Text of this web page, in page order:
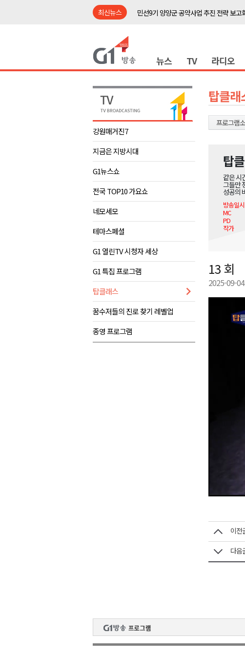
최신뉴스
민선9기 양양군 공약사업 추진 전략 보고
<강원랜드> 마카오 카지노 "복합리조트
강릉시, 고유가 피해지원금 도내 지급액 1
양양군, 피서지 계곡·하천 불법행위 집중
평창군 계촌5리 깡촌음악회 내일 개최
강릉시, 민선9기 21개 읍면동 타운홀 미팅
민선9기 양양군 공약사업 추진 전략 보고
양구군, 원주환경청에 비점오염저감 사업
<강원랜드> 관광객이 인구 3배..싱가포르
<강원랜드> 마카오 카지노 "복합리조트
원공노, 업무추진비 논란 재정국장 직위
강릉시, 고유가 피해지원금 도내 지급액 1위
양양군, 피서지 계곡·하천 불법행위 집중 단
평창군 계촌5리 깡촌음악회 내일 개최
뉴스 TV 라디오
강원매거진7
지금은 지방시대
G1뉴스쇼
전국 TOP10 가요쇼
네모세모
테마스페셜
G1 열린TV 시청자 세상
G1 특집 프로그램
탑클래스
꿈수저들의 진로 찾기 레벨업
종영 프로그램
탑클래
프로그램
탑
같은 시간
그들만
성공의
방송일시
MC
PD
작가
13 회
2025-09-04
이전
다음